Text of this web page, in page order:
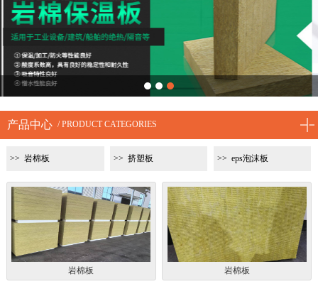
1 2 3
产品中心 / PRODUCT CATEGORIES
岩棉板 挤塑板 eps泡沫板
岩棉板 岩棉板